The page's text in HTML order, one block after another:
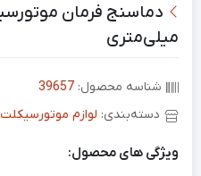
میلی‌متری
شناسه محصول: 39657
دسته‌بندی: لوازم موتورسیکلت
ویژگی های محصول: